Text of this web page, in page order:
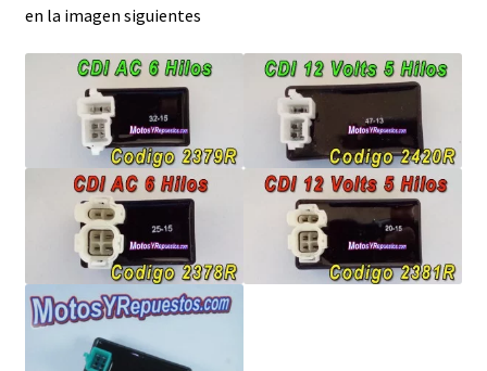
en la imagen siguientes